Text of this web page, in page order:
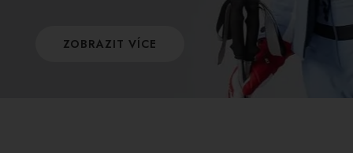
ZOBRAZIT VÍCE